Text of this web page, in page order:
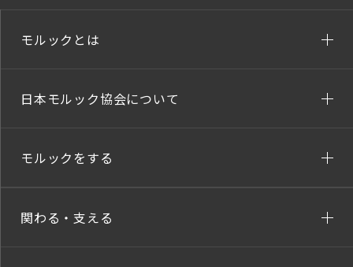
モルックとは
日本モルック協会について
モルックをする
関わる・支える